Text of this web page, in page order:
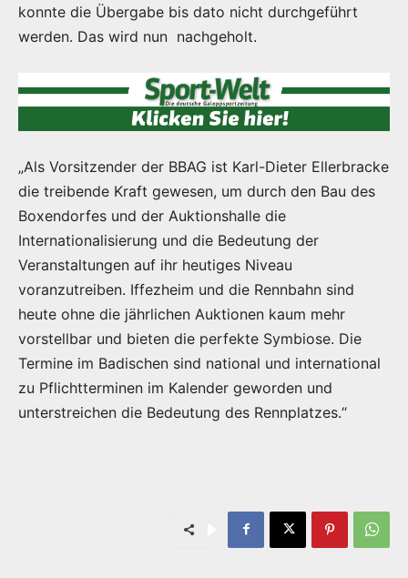
konnte die Übergabe bis dato nicht durchgeführt
werden. Das wird nun nachgeholt.
„Als Vorsitzender der BBAG ist Karl-Dieter Ellerbracke
die treibende Kraft gewesen, um durch den Bau des
Boxendorfes und der Auktionshalle die
Internationalisierung und die Bedeutung der
Veranstaltungen auf ihr heutiges Niveau
voranzutreiben. Iffezheim und die Rennbahn sind
heute ohne die jährlichen Auktionen kaum mehr
vorstellbar und bieten die perfekte Symbiose. Die
Termine im Badischen sind national und international
zu Pflichtterminen im Kalender geworden und
unterstreichen die Bedeutung des Rennplatzes.“